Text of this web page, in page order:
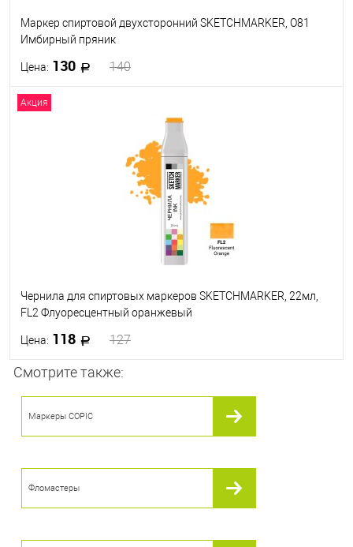
Маркер спиртовой двухсторонний SKETCHMARKER, O81
Имбирный пряник
Цена: 130 140
Акция
Чернила для спиртовых маркеров SKETCHMARKER, 22мл,
FL2 Флуоресцентный оранжевый
Цена: 118 127
В наличии
Смотрите также:
Маркеры COPIC
Фломастеры